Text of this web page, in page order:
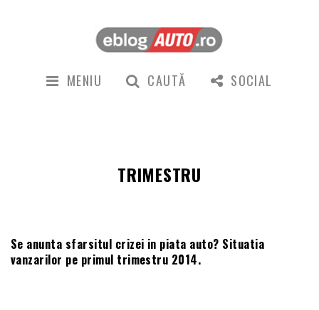
MENIU CAUTĂ SOCIAL
TRIMESTRU
Se anunta sfarsitul crizei in piata auto? Situatia
vanzarilor pe primul trimestru 2014.